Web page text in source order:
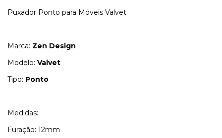
Puxador Ponto para Móveis Valvet
Marca: Zen Design
Modelo: Valvet
Tipo: Ponto
Medidas:
Furação: 12mm